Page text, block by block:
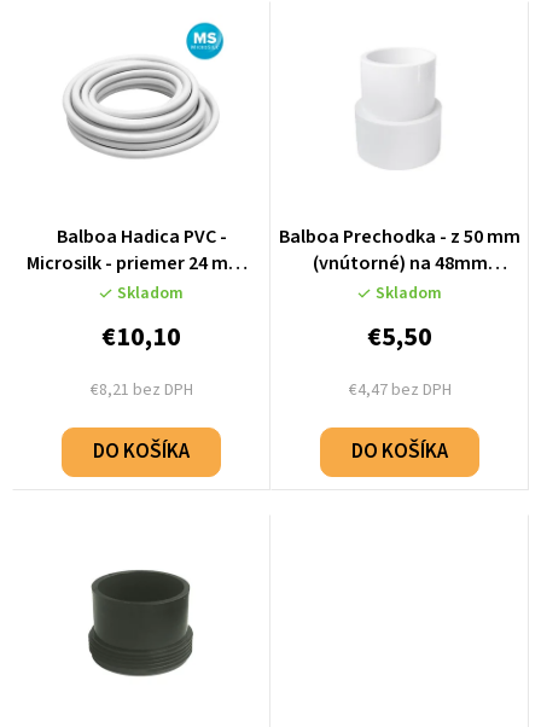
v
Balboa Hadica PVC -
Microsilk - priemer 24 mm -
20-0834
Skladom
€8,21 bez DPH
€10,10
DO KOŠÍKA
Balboa Prechodka - z 50 mm
(vnútorné) na 48mm
(vonkajšie) - 33-4850
Skladom
€4,47 bez DPH
€5,50
DO KOŠÍKA